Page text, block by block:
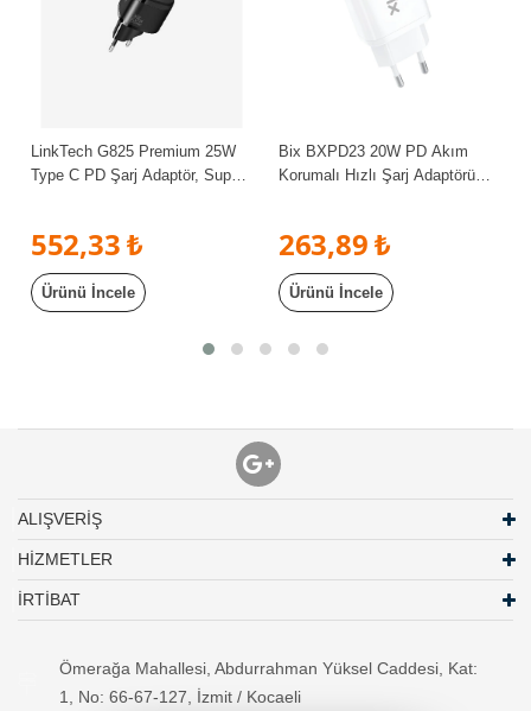
LinkTech G825 Premium 25W
Type C PD Şarj Adaptör, Super
552,33 ₺
Ürünü İncele
Bix BXPD23 20W PD Akım
Korumalı Hızlı Şarj Adaptörü
263,89 ₺
Ürünü İncele
ALIŞVERİŞ
HİZMETLER
İRTİBAT
Ömerağa Mahallesi, Abdurrahman Yüksel Caddesi, Kat:
1, No: 66-67-127, İzmit / Kocaeli